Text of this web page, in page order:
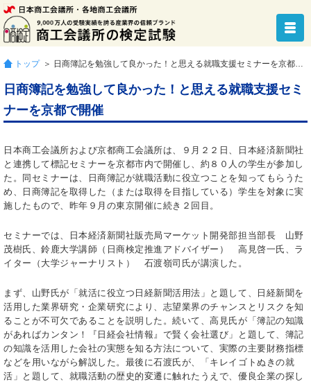
トップ ＞ 日商簿記を勉強して良かった！と思える就職支援セミナーを京都で開催
日商簿記を勉強して良かった！と思える就職支援セミ
ナーを京都で開催
日本商工会議所および京都商工会議所は、９月２２日、日本経済新聞社
と連携して標記セミナーを京都市内で開催し、約８０人の学生が参加し
た。同セミナーは、日商簿記が就職活動に役立つことを知ってもらうた
め、日商簿記を取得した（または取得を目指している）学生を対象に実
施したもので、昨年９月の東京開催に続き２回目。
セミナーでは、日本経済新聞社販売局マーケット開発部担当部長 山野
茂樹氏、鈴鹿大学講師（日商検定推進アドバイザー） 高見啓一氏、ラ
イター（大学ジャーナリスト） 石渡嶺司氏が講演した。
まず、山野氏が「就活に役立つ日経新聞活用法」と題して、日経新聞を
活用した業界研究・企業研究により、志望業界のチャンスとリスクを知
ることが不可欠であることを説明した。続いて、高見氏が「簿記の知識
があればカンタン！『日経会社情報』で賢く会社選び」と題して、簿記
の知識を活用した会社の実態を知る方法について、実際の主要財務指標
などを用いながら解説した。最後に石渡氏が、「キレイゴトぬきの就
活」と題して、就職活動の歴史的変遷に触れたうえで、優良企業の探し